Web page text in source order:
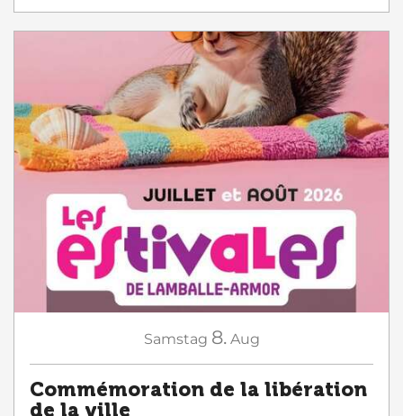
Samstag 8. Aug
Commémoration de la libération
de la ville